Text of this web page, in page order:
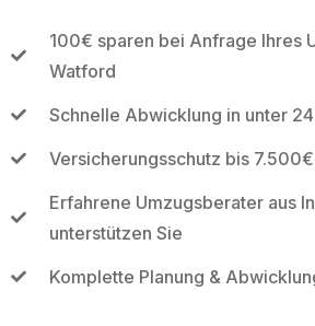
100€ sparen bei Anfrage Ihres
Watford
Schnelle Abwicklung in unter
Versicherungsschutz bis
Erfahrene Umzugsberater aus
unterstützen Sie
Komplette Planung &